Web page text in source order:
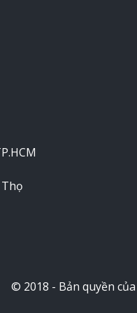
© 2018 - Bản quyền